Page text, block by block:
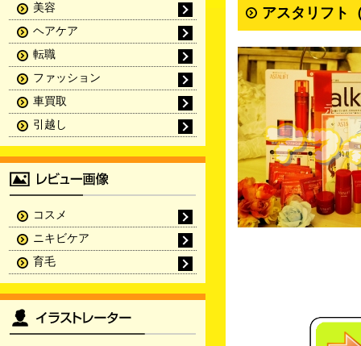
アスタリフト
美容
ヘアケア
転職
ファッション
車買取
引越し
コスメ
ニキビケア
育毛